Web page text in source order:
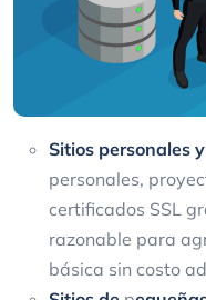
Sitios personales
personales,
certificados SSL
razonable para
básica sin costo